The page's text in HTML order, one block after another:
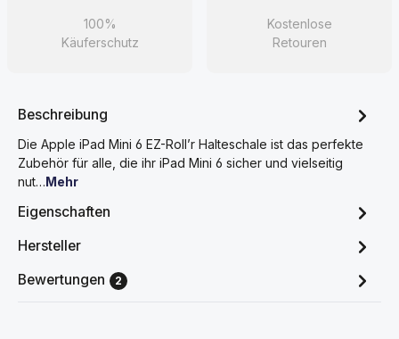
100%
Käuferschutz
Kostenlose
Retouren
Beschreibung
Die Apple iPad Mini 6 EZ-Roll’r Halteschale ist das perfekte
Zubehör für alle, die ihr iPad Mini 6 sicher und vielseitig
nut…Mehr
Eigenschaften
Hersteller
Bewertungen
2